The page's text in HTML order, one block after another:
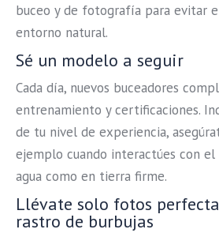
buceo y de fotografía para evitar
entorno natural.
Sé un modelo a seguir
Cada día, nuevos buceadores
entrenamiento y certificaciones.
de tu nivel de experiencia,
ejemplo cuando interactúes con
agua como en tierra firme.
Llévate solo fotos
rastro de burbujas